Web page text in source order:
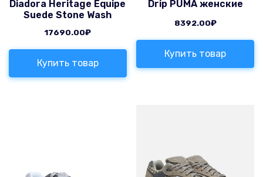
Diadora Heritage Equipe
Suede Stone Wash
17690.00₽
Купить товар
Drip PUMA женские
8392.00₽
Купить товар